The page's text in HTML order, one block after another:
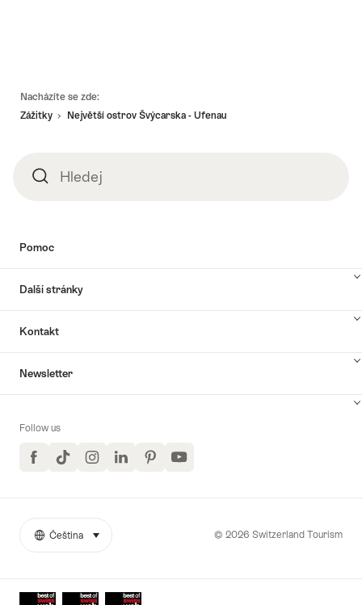
Nacházíte se zde:
Zážitky
Největší ostrov Švýcarska - Ufenau
HledejHledej
Pomoc
Další stránky
Kontakt
Newsletter
Follow us
FacebookTikTokInstagramLinkedInPinterestYouTube
Awards
More
© 2026 Switzerland Tourism
Jazyk
Čeština select (click to display)